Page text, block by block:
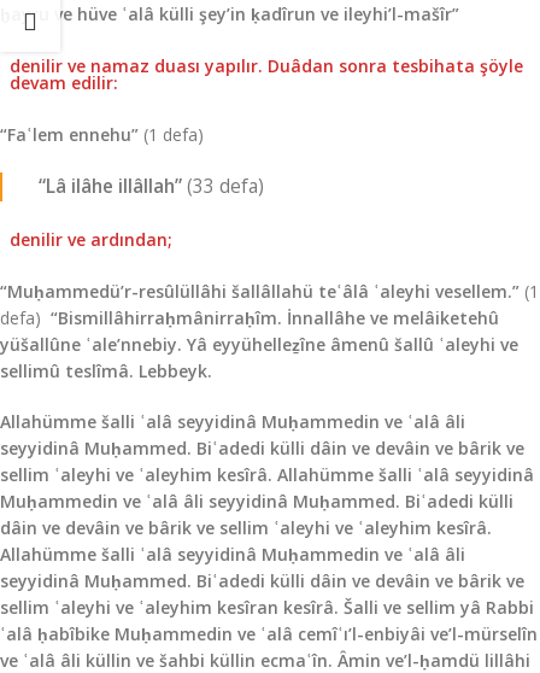
ḫayru ve hüve ʿalâ külli şey’in ḳadîrun ve ileyhi’l-mašîr”
denilir ve na­maz duası yapılır. Duâdan sonra tesbihata şöyle
devam edilir:
“Faʿlem ennehu” (1 defa)
“Lâ ilâhe illâllah”(33 defa)
denilir ve ardından;
“Muḥammedü’r-resûlüllâhi šallâllahü teʿâlâ ʿaleyhi vesellem.” (1
defa) “Bismillâhirraḥmânirraḥîm. İnnallâhe ve melâiketehû
yüšallûne ʿale’nnebiy. Yâ eyyühelleẕîne âmenû šallû ʿaleyhi ve
sellimû teslîmâ. Lebbeyk.
Allahümme šalli ʿalâ seyyidinâ Muḥammedin ve ʿalâ âli
seyyidinâ Muḥammed. Biʿadedi külli dâin ve devâin ve bârik ve
sellim ʿaleyhi ve ʿaleyhim kesîrâ. Allahümme šalli ʿalâ seyyidinâ
Muḥammedin ve ʿalâ âli seyyidinâ Muḥammed. Biʿadedi külli
dâin ve devâin ve bârik ve sellim ʿaleyhi ve ʿaleyhim kesîrâ.
Allahümme šalli ʿalâ seyyidinâ Muḥammedin ve ʿalâ âli
seyyidinâ Muḥammed. Biʿadedi külli dâin ve devâin ve bârik ve
sellim ʿaleyhi ve ʿaleyhim kesîran kesîrâ. Šalli ve sellim yâ Rabbi
ʿalâ ḥabîbike Muḥammedin ve ʿalâ cemîʿı’l-enbiyâi ve’l-mürselîn
ve ʿalâ âli küllin ve šahbi küllin ecmaʿîn. Âmin ve’l-ḥamdü lillâhi